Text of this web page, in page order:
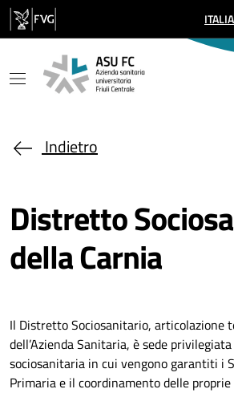
Salta al contenuto principale
Indietro
Distretto
della Carnia
Il Distretto Sociosanitario, articolazione
dell’Azienda Sanitaria, è sede
sociosanitaria in cui vengono garantiti i
Primaria e il coordinamento delle